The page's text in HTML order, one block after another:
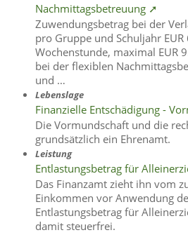
Nachmittagsbetreuung ➚
Zuwendungsbetrag bei der
pro Gruppe und Schuljahr
Wochenstunde, maximal EUR
bei der flexiblen
und …
Lebenslage
Finanzielle Entschädigung -
Die Vormundschaft und die
grundsätzlich ein Ehrenamt.
Leistung
Entlastungsbetrag für
Das Finanzamt zieht ihn vom
Einkommen vor Anwendung
Entlastungsbetrag für
damit steuerfrei.